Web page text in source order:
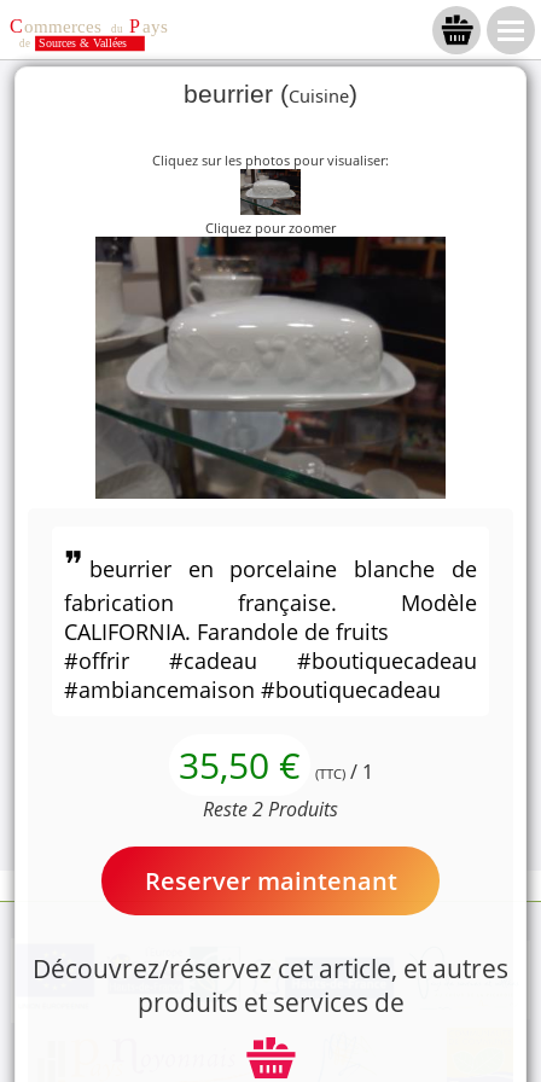
beurrier (Cuisine)
Cliquez sur les photos pour visualiser:
Cliquez pour zoomer
beurrier en porcelaine blanche de
fabrication française. Modèle
CALIFORNIA. Farandole de fruits
#offrir #cadeau #boutiquecadeau
#ambiancemaison #boutiquecadeau
35,50 € (TTC) / 1
Reste 2 Produits
Reserver maintenant
Découvrez/réservez cet article, et autres
produits et services de